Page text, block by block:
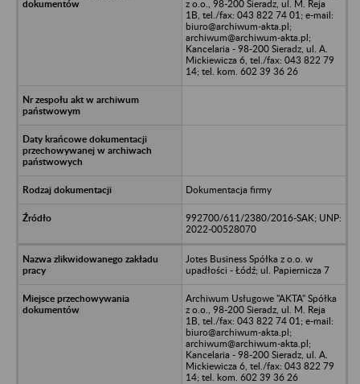
z o.o., 98-200 Sieradz, ul. M. Reja
1B, tel./fax: 043 822 74 01; e-mail:
biuro@archiwum-akta.pl;
archiwum@archiwum-akta.pl;
Kancelaria - 98-200 Sieradz, ul. A.
Mickiewicza 6, tel./fax: 043 822 79
14; tel. kom. 602 39 36 26
Dokumentacja firmy
992700/611/2380/2016-SAK; UNP:
2022-00528070
Jotes Business Spółka z o.o. w
upadłości - Łódź; ul. Papiernicza 7
Archiwum Usługowe "AKTA" Spółka
z o.o., 98-200 Sieradz, ul. M. Reja
1B, tel./fax: 043 822 74 01; e-mail:
biuro@archiwum-akta.pl;
archiwum@archiwum-akta.pl;
Kancelaria - 98-200 Sieradz, ul. A.
Mickiewicza 6, tel./fax: 043 822 79
14; tel. kom. 602 39 36 26